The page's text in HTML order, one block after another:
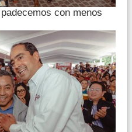
con menos